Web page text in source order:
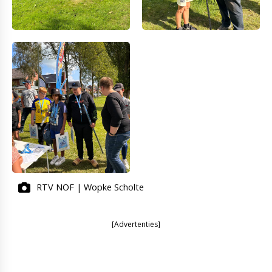
RTV NOF | Wopke Scholte
[Advertenties]